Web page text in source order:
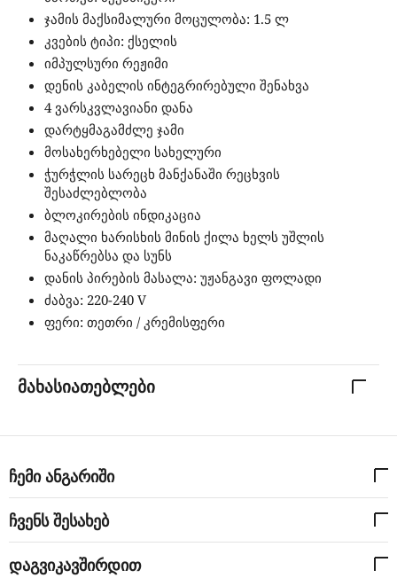
ჯამის მაქსიმალური მოცულობა: 1.5 ლ
კვების ტიპი: ქსელის
იმპულსური რეჟიმი
დენის კაბელის ინტეგრირებული შენახვა
4 ვარსკვლავიანი დანა
დარტყმაგამძლე ჯამი
მოსახერხებელი სახელური
ჭურჭლის სარეცხ მანქანაში რეცხვის
შესაძლებლობა
ბლოკირების ინდიკაცია
მაღალი ხარისხის მინის ქილა ხელს უშლის
ნაკაწრებსა და სუნს
დანის პირების მასალა: უჟანგავი ფოლადი
ძაბვა: 220-240 V
ფერი: თეთრი / კრემისფერი
მახასიათებლები
ჩემი ანგარიში
ჩვენს შესახებ
დაგვიკავშირდით